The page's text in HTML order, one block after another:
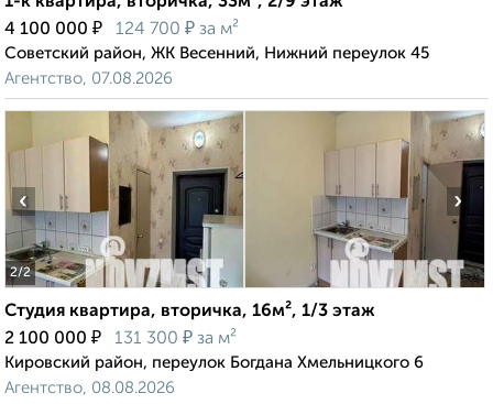
4 100 000 ₽ 124 700 ₽ за м²
Советский район, ЖК Весенний, Нижний переулок 45
Агентство, 07.08.2026
2/2
‹ ›
Студия квартира, вторичка, 16м², 1/3 этаж
2 100 000 ₽ 131 300 ₽ за м²
Кировский район, переулок Богдана Хмельницкого 6
Агентство, 08.08.2026